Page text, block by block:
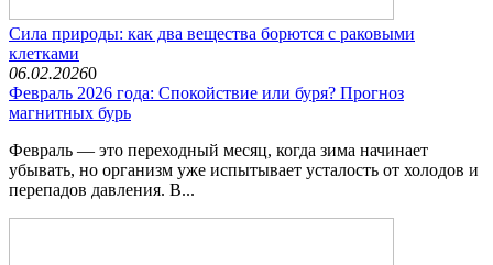
Сила природы: как два вещества борются с раковыми
клетками
06.02.20260
Февраль 2026 года: Спокойствие или буря? Прогноз
магнитных бурь
Февраль — это переходный месяц, когда зима начинает
убывать, но организм уже испытывает усталость от холодов и
перепадов давления. В...